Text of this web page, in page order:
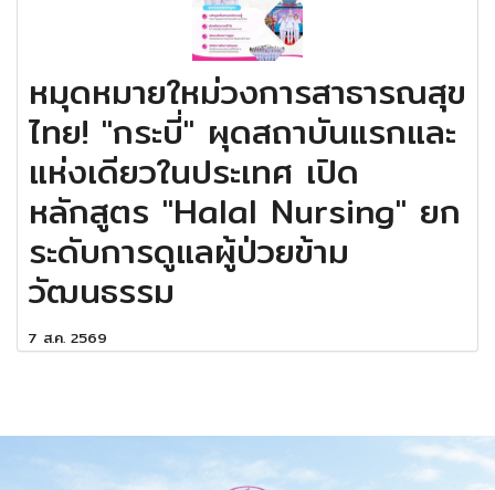
หมุดหมายใหม่วงการสาธารณสุข
ไทย! "กระบี่" ผุดสถาบันแรกและ
แห่งเดียวในประเทศ เปิด
หลักสูตร "Halal Nursing" ยก
ระดับการดูแลผู้ป่วยข้าม
วัฒนธรรม
7 ส.ค. 2569